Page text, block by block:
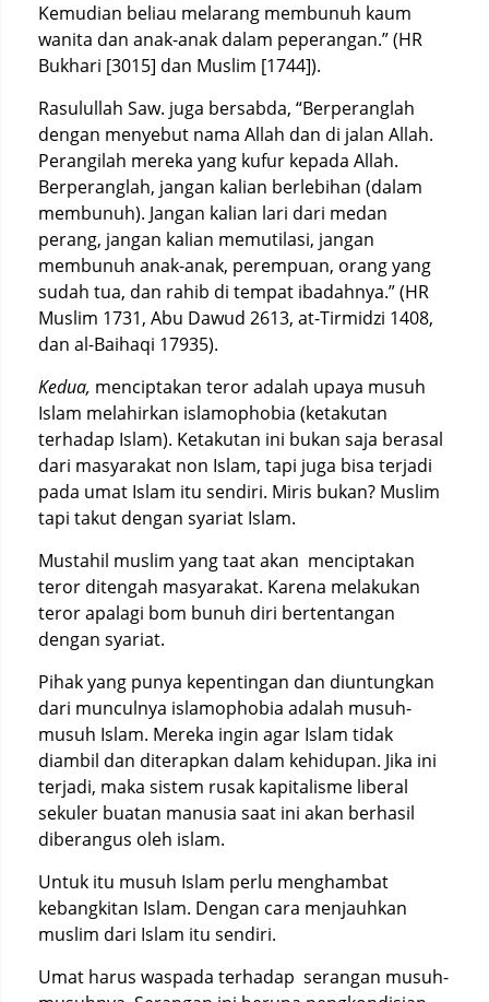
Kemudian beliau melarang membunuh kaum
wanita dan anak-anak dalam peperangan.” (HR
Bukhari [3015] dan Muslim [1744]).
Rasulullah Saw. juga bersabda, “Berperanglah
dengan menyebut nama Allah dan di jalan Allah.
Perangilah mereka yang kufur kepada Allah.
Berperanglah, jangan kalian berlebihan (dalam
membunuh). Jangan kalian lari dari medan
perang, jangan kalian memutilasi, jangan
membunuh anak-anak, perempuan, orang yang
sudah tua, dan rahib di tempat ibadahnya.” (HR
Muslim 1731, Abu Dawud 2613, at-Tirmidzi 1408,
dan al-Baihaqi 17935).
Kedua, menciptakan teror adalah upaya musuh
Islam melahirkan islamophobia (ketakutan
terhadap Islam). Ketakutan ini bukan saja berasal
dari masyarakat non Islam, tapi juga bisa terjadi
pada umat Islam itu sendiri. Miris bukan? Muslim
tapi takut dengan syariat Islam.
Mustahil muslim yang taat akan menciptakan
teror ditengah masyarakat. Karena melakukan
teror apalagi bom bunuh diri bertentangan
dengan syariat.
Pihak yang punya kepentingan dan diuntungkan
dari munculnya islamophobia adalah musuh-
musuh Islam. Mereka ingin agar Islam tidak
diambil dan diterapkan dalam kehidupan. Jika ini
terjadi, maka sistem rusak kapitalisme liberal
sekuler buatan manusia saat ini akan berhasil
diberangus oleh islam.
Untuk itu musuh Islam perlu menghambat
kebangkitan Islam. Dengan cara menjauhkan
muslim dari Islam itu sendiri.
Umat harus waspada terhadap serangan musuh-